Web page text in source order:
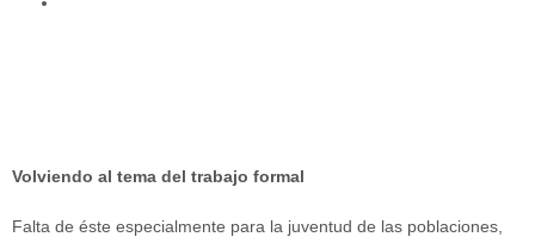
Volviendo al tema del trabajo formal
Falta de éste especialmente para la juventud de las poblaciones,